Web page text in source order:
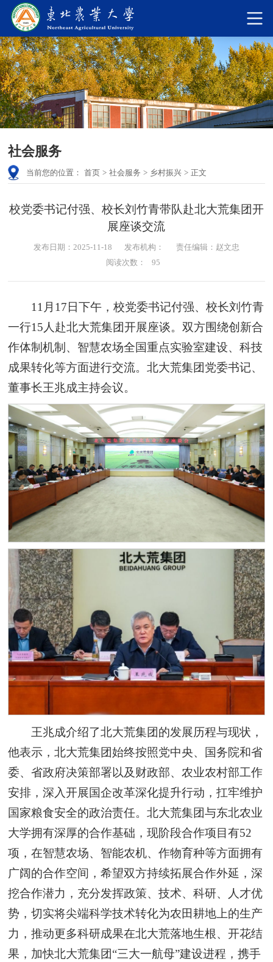
社会服务
当前您的位置： 首页 > 社会服务 > 乡村振兴 > 正文
校党委书记付强、校长刘竹青带队赴北大荒集团开
展座谈交流
发布日期：2025-11-18 发布机构：
责任编辑：赵文忠
阅读次数：
95
11月17日下午，校党委书记付强、校长刘竹青
一行15人赴北大荒集团开展座谈。双方围绕创新合
作体制机制、智慧农场全国重点实验室建设、科技
成果转化等方面进行交流。北大荒集团党委书记、
董事长王兆成主持会议。
王兆成介绍了北大荒集团的发展历程与现状，
他表示，北大荒集团始终按照党中央、国务院和省
委、省政府决策部署以及财政部、农业农村部工作
安排，深入开展国企改革深化提升行动，扛牢维护
国家粮食安全的政治责任。北大荒集团与东北农业
大学拥有深厚的合作基础，现阶段合作项目有52
项，在智慧农场、智能农机、作物育种等方面拥有
广阔的合作空间，希望双方持续拓展合作外延，深
挖合作潜力，充分发挥政策、技术、科研、人才优
势，切实将尖端科学技术转化为农田耕地上的生产
力，推动更多科研成果在北大荒落地生根、开花结
果，加快北大荒集团“三大一航母”建设进程，携手